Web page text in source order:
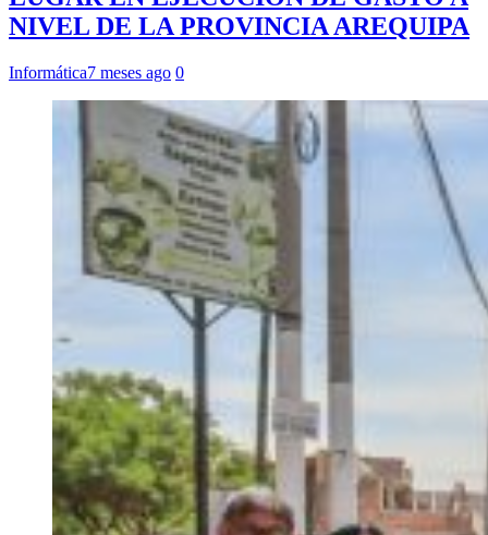
NIVEL DE LA PROVINCIA AREQUIPA
Informática7 meses ago 0